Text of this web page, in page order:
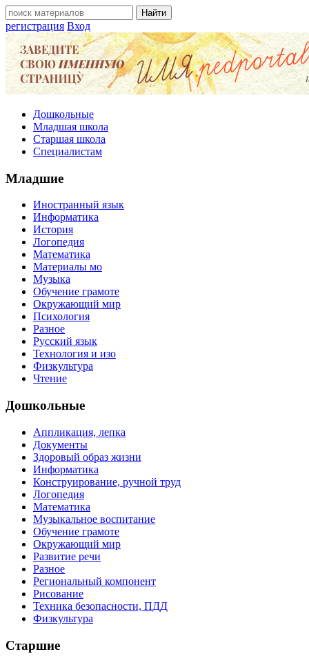
регистрация Вход
Дошкольные
Младшая школа
Старшая школа
Специалистам
Младшие
Иностранный язык
Информатика
История
Логопедия
Математика
Материалы мо
Музыка
Обучение грамоте
Окружающий мир
Психология
Разное
Русский язык
Технология и изо
Физкультура
Чтение
Дошкольные
Аппликация, лепка
Документы
Здоровый образ жизни
Информатика
Конструирование, ручной труд
Логопедия
Математика
Музыкальное воспитание
Обучение грамоте
Окружающий мир
Развитие речи
Разное
Региональный компонент
Рисование
Техника безопасности, ПДД
Физкультура
Старшие